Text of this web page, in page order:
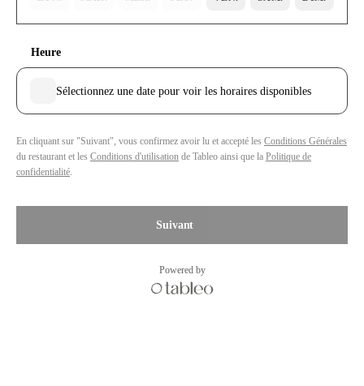
Heure
Sélectionnez une date pour voir les horaires disponibles
En cliquant sur "Suivant", vous confirmez avoir lu et accepté les Conditions Générales
du restaurant et les Conditions d'utilisation de Tableo ainsi que la Politique de
confidentialité.
Suivant
Powered by